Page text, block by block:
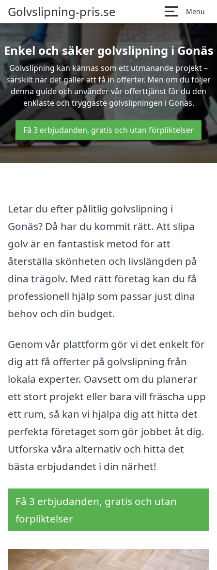
Golvslipning-pris.se Menu
Enkel och säker golvslipning i Gonäs
Golvslipning kan kännas som ett utmanande projekt –
särskilt när det gäller att få in offerter. Men om du följer
denna guide och använder vår offerttjänst får du den
enklaste och tryggaste golvslipningen i Gonäs.
Få 3 erbjudanden, gratis och utan förpliktelser
Letar du efter pålitlig golvslipning i
Gonäs? Då har du kommit rätt. Att slipa
golv är en fantastisk metod för att
återställa skönheten och livslängden på
dina trägolv. Med rätt företag kan du få
professionell hjälp som passar just dina
behov och din budget.
Genom vår plattform gör vi det enkelt för
dig att få offerter på golvslipning från
lokala experter. Oavsett om du planerar
ett stort projekt eller bara vill fräscha upp
ett rum, så kan vi hjälpa dig att hitta det
perfekta företaget som gör jobbet åt dig.
Utforska våra alternativ och hitta det
bästa erbjudandet i din närhet!
Få 3 erbjudanden, gratis och utan
förpliktelser